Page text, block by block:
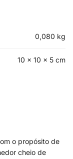
0,080 kg
10 × 10 × 5 cm
o propósito de
cheio de